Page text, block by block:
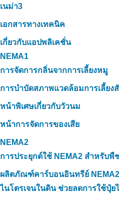
เนม่า3
เอกสารทางเทคนิค
เกี่ยวกับแอปพลิเคชั่น
NEMA1
การจัดการกลิ่นจากการเลี้ยงหมู
การบำบัดสภาพแวดล้อมการเลี้ยง
หน้าพิเศษเกี่ยวกับวัวนม
หน้าการจัดการของเสีย
NEMA2
การประยุกต์ใช้ NEMA2 สำหรับ
ผลิตภัณฑ์คาร์บอนอินทรีย์ NEMA2
ไนโตรเจนในดิน ช่วยลดการใช้ปุ๋